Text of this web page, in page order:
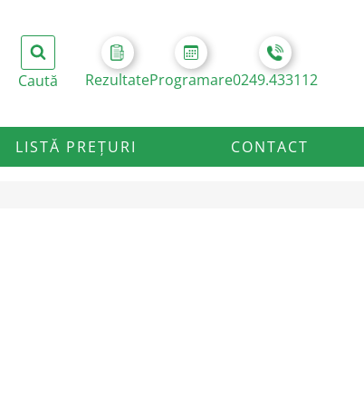
RezultateProgramare0249.433112
LISTĂ PREȚURI CONTACT